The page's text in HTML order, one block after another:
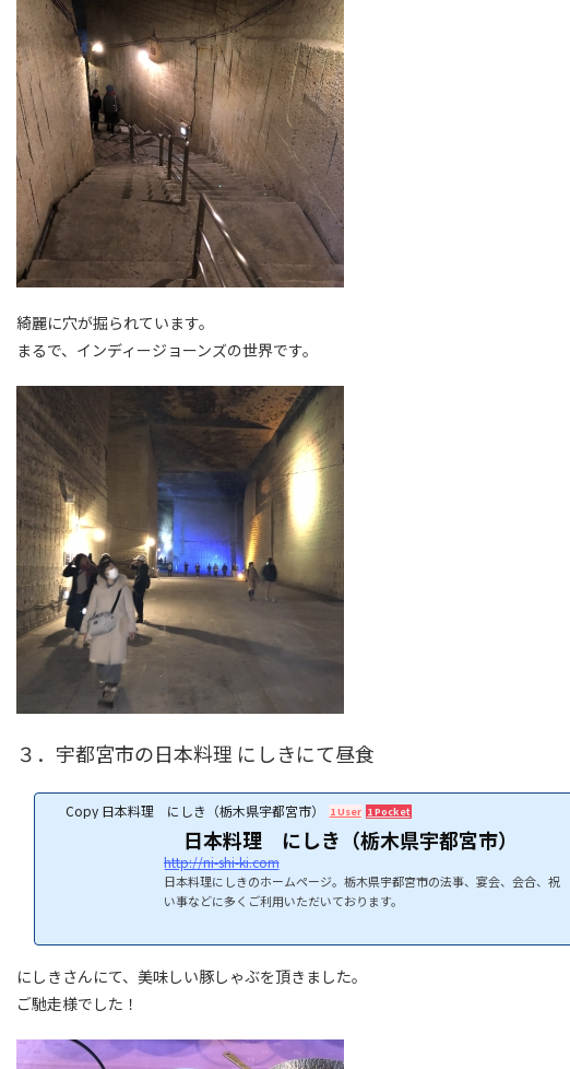
綺麗に穴が掘られています。
まるで、インディージョーンズの世界です。
３．宇都宮市の日本料理 にしきにて昼食
Copy 日本料理 にしき（栃木県宇都宮市） 1 User 1 Pocket
日本料理 にしき（栃木県宇都宮市）
http://ni-shi-ki.com
日本料理にしきのホームページ。栃木県宇都宮市の法事、宴会、会合、祝
い事などに多くご利用いただいております。
にしきさんにて、美味しい豚しゃぶを頂きました。
ご馳走様でした！